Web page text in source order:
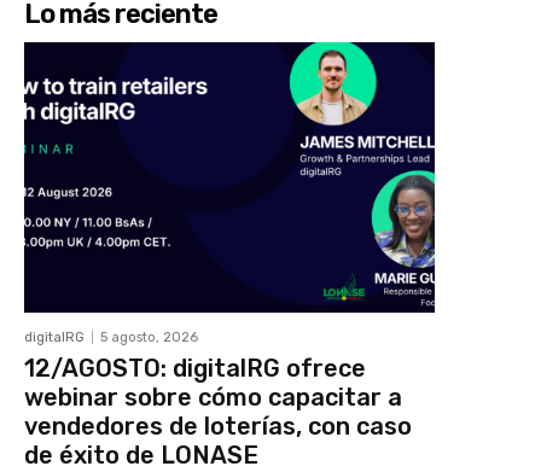
Lo más reciente
digitalRG 5 agosto, 2026
12/AGOSTO: digitalRG ofrece
webinar sobre cómo capacitar a
vendedores de loterías, con caso
de éxito de LONASE